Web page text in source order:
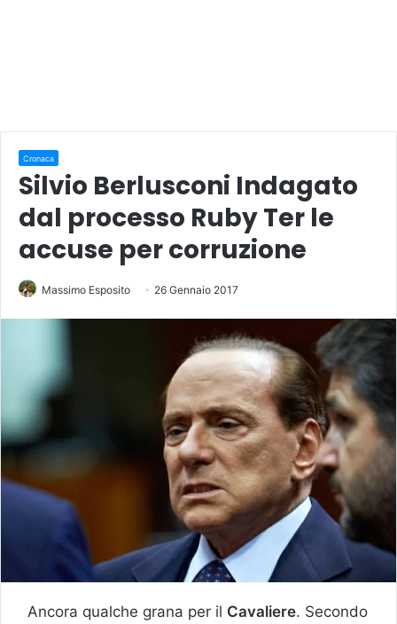
Cronaca
Silvio Berlusconi Indagato
dal processo Ruby Ter le
accuse per corruzione
Massimo Esposito 26 Gennaio 2017
Ancora qualche grana per il Cavaliere. Secondo